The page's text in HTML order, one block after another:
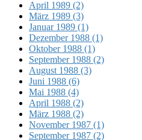
April 1989 (2)
März 1989 (3)
Januar 1989 (1)
Dezember 1988 (1)
Oktober 1988 (1)
September 1988 (2)
August 1988 (3)
Juni 1988 (6)
Mai 1988 (4)
April 1988 (2)
März 1988 (2)
November 1987 (1)
September 1987 (2)